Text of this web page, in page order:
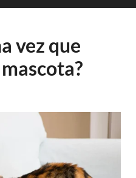
vez que